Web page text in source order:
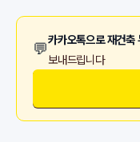
💬
카카오톡으로 재건축
보내드립니다